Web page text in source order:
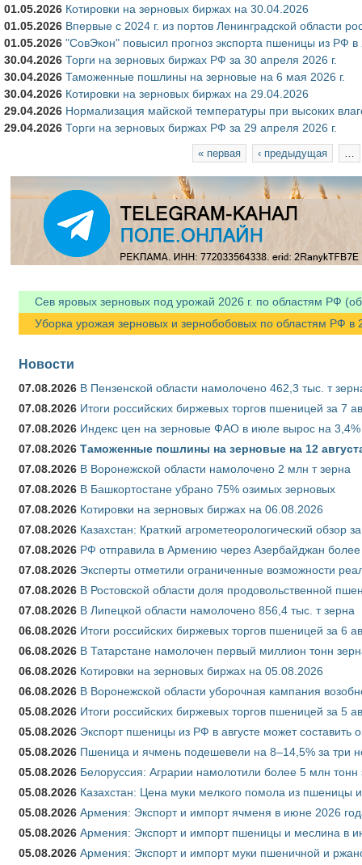
01.05.2026 Котировки на зерновых биржах на 30.04.2026
01.05.2026 Впервые с 2024 г. из портов Ленинградской области
01.05.2026 "СовЭкон" повысил прогноз экспорта пшеницы из РФ
30.04.2026 Торги на зерновых биржах РФ за 30 апреля 2026 г.
30.04.2026 Таможенные пошлины на зерновые на 6 мая 2026 г.
30.04.2026 Котировки на зерновых биржах на 29.04.2026
29.04.2026 Нормализация майской температуры при высоких
29.04.2026 Торги на зерновых биржах РФ за 29 апреля 2026 г.
« первая ‹ предыдущая
Сев яровых зерновых под урожай 2026 г. по областям РФ
Уборка урожая зерновых и зернобобовых по областям РФ в
Новости
07.08.2026 В Пензенской области намолочено 462,3 тыс. т
07.08.2026 Итоги российских биржевых торгов пшеницей за 7
07.08.2026 Индекс цен на зерновые ФАО в июле вырос на 3,4%
07.08.2026 Таможенные пошлины на зерновые на 12
07.08.2026 В Воронежской области намолочено 2 млн т зерна
07.08.2026 В Башкортостане убрано 75% озимых зерновых
07.08.2026 Котировки на зерновых биржах на 06.08.2026
07.08.2026 Казахстан: Краткий агрометеорологический обзор
07.08.2026 РФ отправила в Армению через Азербайджан более
07.08.2026 Эксперты отметили ограниченные возможности
07.08.2026 В Ростовской области доля продовольственной
07.08.2026 В Липецкой области намолочено 856,4 тыс. т зерна
06.08.2026 Итоги российских биржевых торгов пшеницей за 6
06.08.2026 В Татарстане намолочен первый миллион тонн
06.08.2026 Котировки на зерновых биржах на 05.08.2026
06.08.2026 В Воронежской области уборочная кампания
05.08.2026 Итоги российских биржевых торгов пшеницей за 5
05.08.2026 Экспорт пшеницы из РФ в августе может составить
05.08.2026 Пшеница и ячмень подешевели на 8–14,5% за три
05.08.2026 Белоруссия: Аграрии намолотили более 5 млн тонн
05.08.2026 Казахстан: Цена муки мелкого помола из пшеницы
05.08.2026 Армения: Экспорт и импорт ячменя в июне 2026
05.08.2026 Армения: Экспорт и импорт пшеницы и меслина в
05.08.2026 Армения: Экспорт и импорт муки пшеничной и